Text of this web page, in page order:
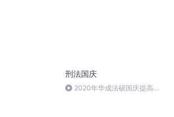
刑法国庆
2020年华成法硕国庆提高班